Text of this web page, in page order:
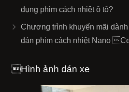
dụng phim cách nhiệt ô tô?
Chương trình khuyến mãi
dán phim cách nhiệt Nano
Hình ảnh dán xe